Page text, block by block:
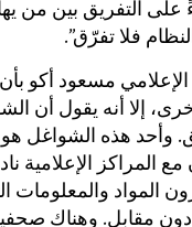
على التفريق بين من
فلا تفرّق”.
مسعود أكو
إلا أنه يقول أن
وأحد هذه الشواغل
مع المراكز الإعلامية
المواد والمعلومات